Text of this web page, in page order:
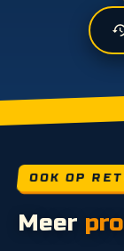
OOK OP
Meer